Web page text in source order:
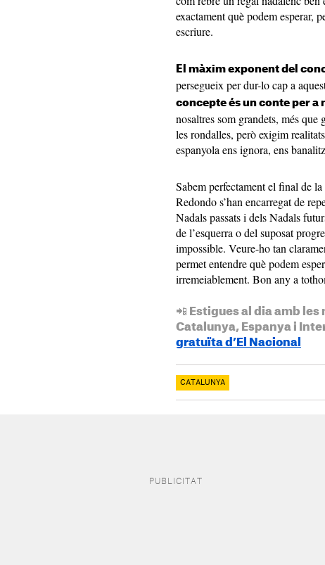
exactament què podem esperar,
escriure.
El màxim exponent del
persegueix per dur-lo cap a
concepte és un conte per a
nosaltres som grandets, més que
les rondalles, però exigim
espanyola ens ignora, ens
Sabem perfectament el final de
Redondo s’han encarregat de
Nadals passats i dels Nadals
de l’esquerra o del suposat
impossible. Veure-ho tan
permet entendre què podem
irremeiablement. Bon any a
📲 Estigues al dia amb
Catalunya, Espanya i
gratuïta d’El Nacional
CATALUNYA